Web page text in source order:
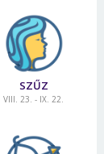
SZŰZ
VIII. 23. - IX. 22.